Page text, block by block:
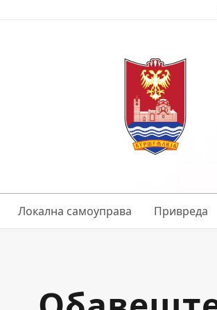
Локална самоуправа Привреда